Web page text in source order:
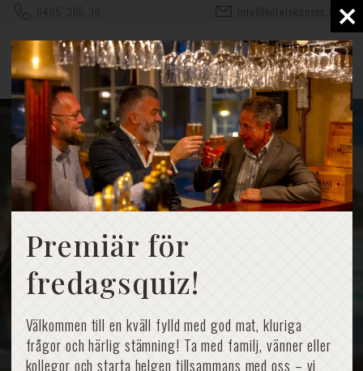
Premiär för
fredagsquiz!
Välkommen till en kväll fylld med god mat, kluriga
frågor och härlig stämning! Ta med familj, vänner eller
kollegor och starta helgen tillsammans med oss – vi
info@hotelskansen.com